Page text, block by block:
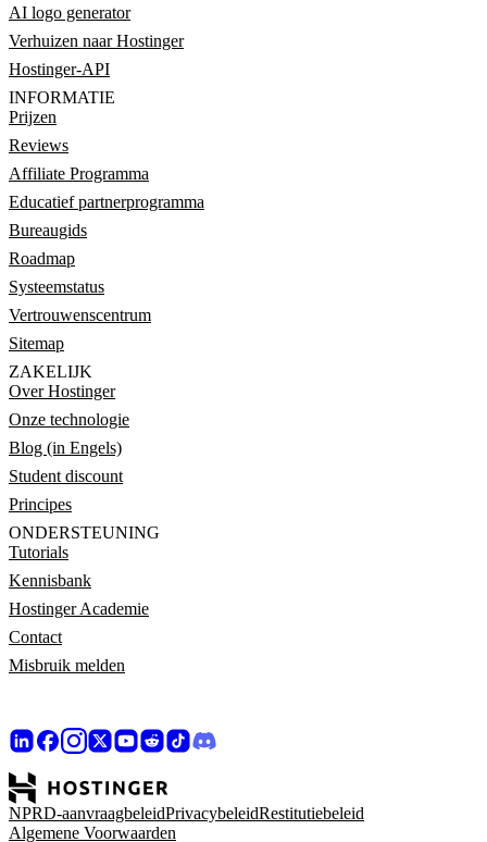
AI logo generator
Verhuizen naar Hostinger
Hostinger-API
INFORMATIE
Prijzen
Reviews
Affiliate Programma
Educatief partnerprogramma
Bureaugids
Roadmap
Systeemstatus
Vertrouwenscentrum
Sitemap
ZAKELIJK
Over Hostinger
Onze technologie
Blog (in Engels)
Student discount
Principes
ONDERSTEUNING
Tutorials
Kennisbank
Hostinger Academie
Contact
Misbruik melden
NPRD-aanvraagbeleidPrivacybeleidRestitutiebeleid
Algemene Voorwaarden